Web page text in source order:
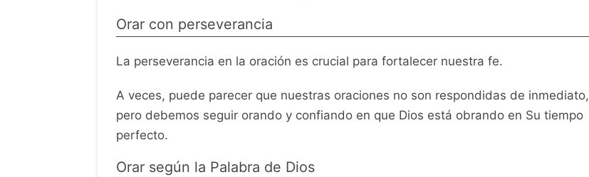
Orar con perseverancia
La perseverancia en la oración es crucial para fortalecer nuestra fe.
A veces, puede parecer que nuestras oraciones no son respondidas de inmediato,
pero debemos seguir orando y confiando en que Dios está obrando en Su tiempo
perfecto.
Orar según la Palabra de Dios